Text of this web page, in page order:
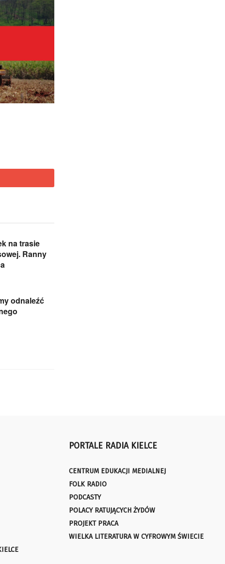
na trasie
Ranny
odnaleźć
PORTALE RADIA KIELCE
CENTRUM EDUKACJI MEDIALNEJ
FOLK RADIO
PODCASTY
POLACY RATUJĄCYCH ŻYDÓW
PROJEKT PRACA
WIELKA LITERATURA W CYFROWYM ŚWIECIE